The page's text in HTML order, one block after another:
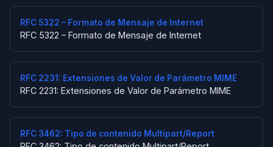
RFC 5322 – Formato de Mensaje de Internet
RFC 5322 – Formato de Mensaje de Internet
RFC 2231: Extensiones de Valor de Parámetro MIME
RFC 2231: Extensiones de Valor de Parámetro MIME
RFC 3462: Tipo de contenido Multipart/Report